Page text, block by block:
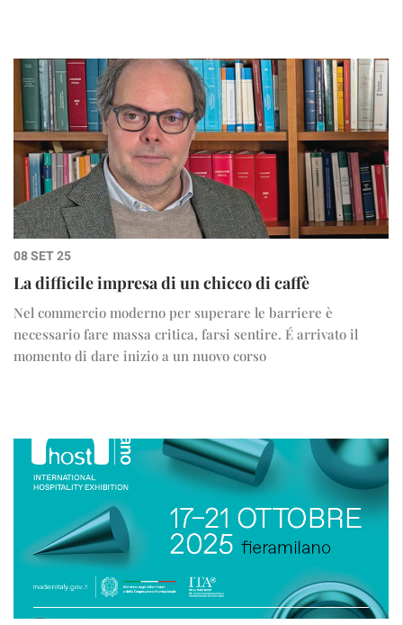
08 SET 25
La difficile impresa di un chicco di caffè
Nel commercio moderno per superare le barriere è
necessario fare massa critica, farsi sentire. É arrivato il
momento di dare inizio a un nuovo corso